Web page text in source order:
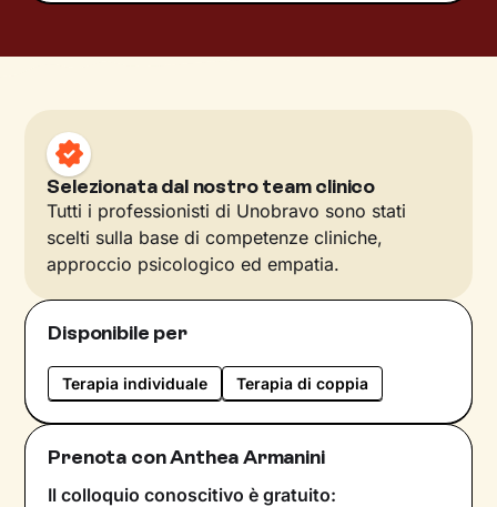
Selezionata dal nostro team clinico
Tutti i professionisti di Unobravo sono stati
scelti sulla base di competenze cliniche,
approccio psicologico ed empatia.
Disponibile per
Terapia individuale Terapia di coppia
Prenota con Anthea Armanini
Il colloquio conoscitivo è gratuito: